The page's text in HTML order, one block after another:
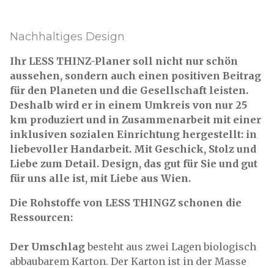
Nachhaltiges Design
Ihr LESS THINZ-Planer soll nicht nur schön
aussehen, sondern auch einen positiven Beitrag
für den Planeten und die Gesellschaft leisten.
Deshalb wird er in einem Umkreis von nur 25
km produziert und in Zusammenarbeit mit einer
inklusiven sozialen Einrichtung hergestellt: in
liebevoller Handarbeit. Mit Geschick, Stolz und
Liebe zum Detail. Design, das gut für Sie und gut
für uns alle ist, mit Liebe aus Wien.
Die Rohstoffe von LESS THINGZ schonen die
Ressourcen:
Der Umschlagbesteht aus zwei Lagen biologisch
abbaubarem Karton. Der Karton ist in der Masse